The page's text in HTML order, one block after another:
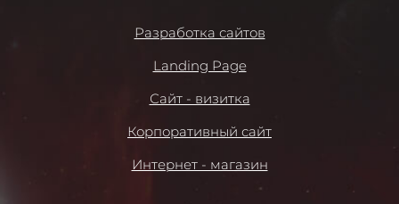
Разработка сайтов
Landing Page
Сайт - визитка
Корпоративный сайт
Интернет - магазин